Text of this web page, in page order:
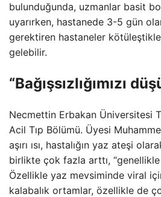
bulunduğunda, uzmanlar basit
uyarırken, hastanede 3-5 gün
gerektiren hastaneler
gelebilir.
“Bağışsızlığımızı
Necmettin Erbakan Üniversitesi
Acil Tıp Bölümü. Üyesi
aşırı ısı, hastalığın yaz ateşi
birlikte çok fazla arttı,
Özellikle yaz mevsiminde viral
kalabalık ortamlar, özellikle de